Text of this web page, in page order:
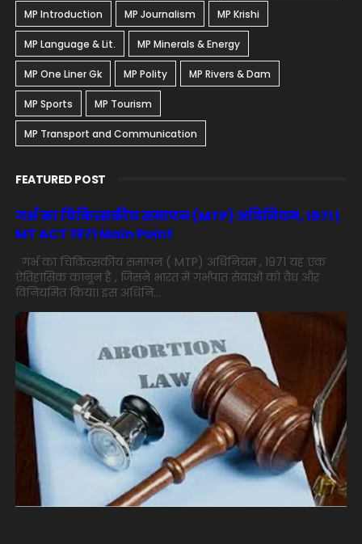
MP Introduction MP Journalism MP Krishi
MP Language & Lit. MP Minerals & Energy
MP One Liner Gk MP Polity MP Rivers & Dam
MP Sports MP Tourism
MP Transport and Communication
FEATURED POST
गर्भ का चिकित्सकीय समापन (MTP) अधिनियम, 1971 |
MT ACT 1971 Main Point
गर्भ का चिकित्सकीय समापन ( MTP) अधिनियम , 1971 यह एक
ऐतिहासिक कानून है , जिसने भारत में गर्भपात सेवाओं को वैध और
विनियमित किया। इस अधिनि...